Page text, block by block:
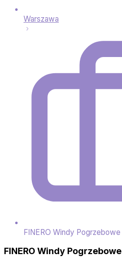
Warszawa
FINERO Windy Pogrzebowe
FINERO Windy Pogrzebowe